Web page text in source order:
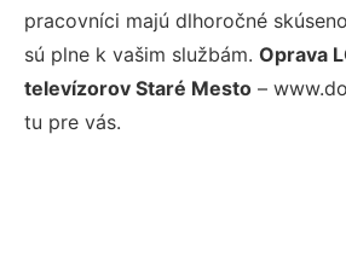
pracovníci majú dlhoročné
sú plne k vašim službám. Oprava
televízorov Staré Mesto –
tu pre vás.